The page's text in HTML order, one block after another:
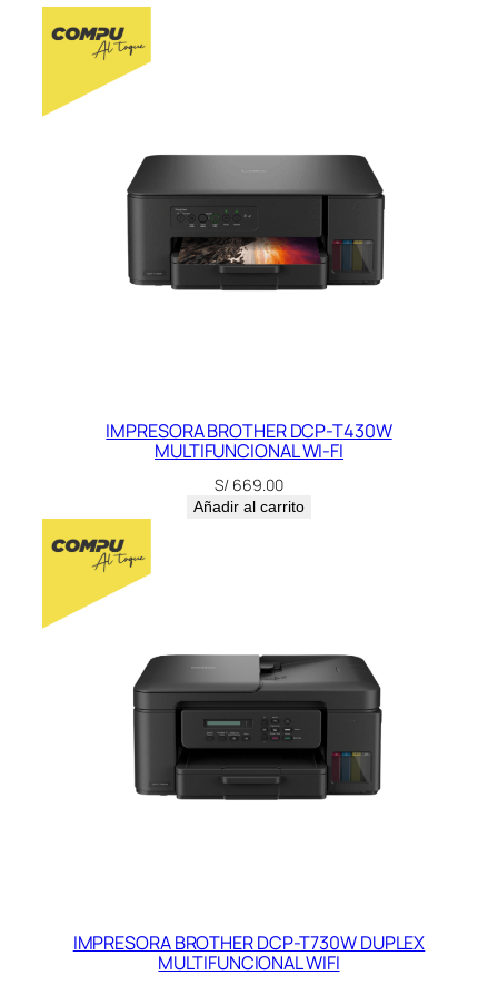
IMPRESORA BROTHER DCP-T430W
MULTIFUNCIONAL WI-FI
S/ 669.00
Añadir al carrito
IMPRESORA BROTHER DCP-T730W DUPLEX
MULTIFUNCIONAL WIFI